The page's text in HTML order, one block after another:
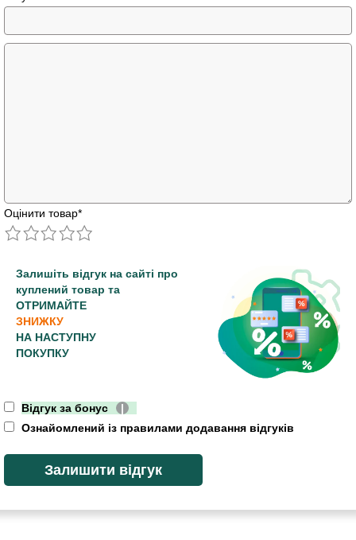
Оцінити товар*
Залишіть відгук на сайті про
куплений товар та
ОТРИМАЙТЕ
ЗНИЖКУ
НА НАСТУПНУ
ПОКУПКУ
Відгук за бонус
|
Ознайомлений із правилами додавання відгуків